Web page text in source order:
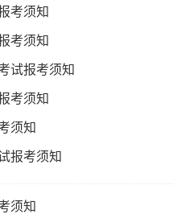
考须知
考须知
试报考须知
考须知
须知
报考须知
须知